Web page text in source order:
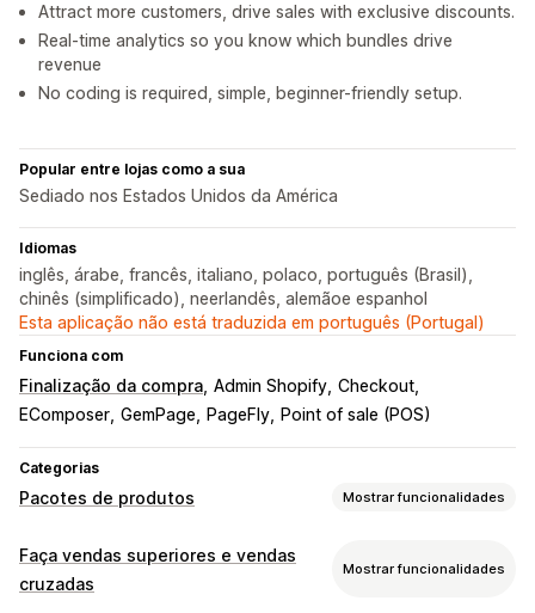
Attract more customers, drive sales with exclusive discounts.
Real-time analytics so you know which bundles drive
revenue
No coding is required, simple, beginner-friendly setup.
Popular entre lojas como a sua
Sediado nos Estados Unidos da América
Idiomas
inglês, árabe, francês, italiano, polaco, português (Brasil),
chinês (simplificado), neerlandês, alemãoe espanhol
Esta aplicação não está traduzida em português (Portugal)
Funciona com
Finalização da compra Admin Shopify Checkout
EComposer GemPage PageFly Point of sale (POS)
Categorias
Pacotes de produtos Mostrar funcionalidades
Tipos de pacotes
Pacotes fixos
Faça vendas superiores e vendas
cruzadas
Mostrar funcionalidades